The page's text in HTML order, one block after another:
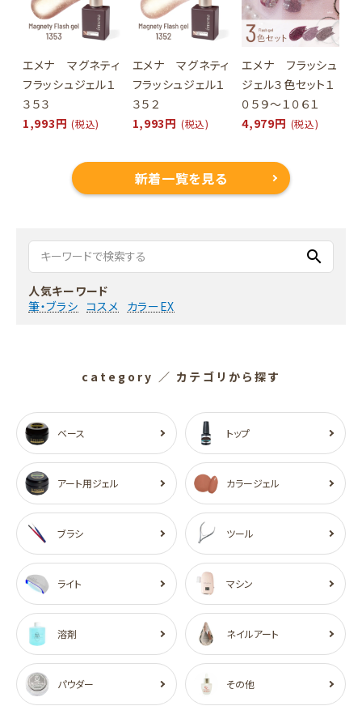
エメナ マグネティ
フラッシュジェル１
３５３
1,993円 (税込)
エメナ マグネティ
フラッシュジェル１
３５２
1,993円 (税込)
エメナ フラッシュ
ジェル３色セット１
０５９～１０６１
4,979円 (税込)
新着一覧を見る
search
人気キーワード
筆・ブラシ コスメ カラーEX
category ／ カテゴリから探す
ベース トップ
アート用ジェル カラージェル
ブラシ ツール
ライト マシン
溶剤 ネイルアート
パウダー その他